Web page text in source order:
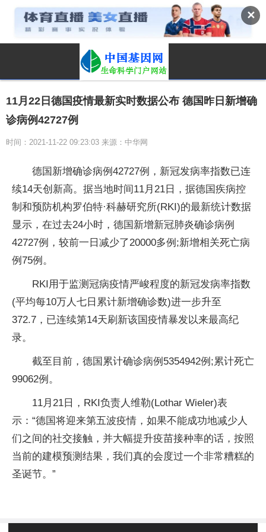
✕
11月22日德国疫情最新实时数据公布 德国昨日新增确
诊病例42727例
时间：2021-11-22 09:23:03 来源：中华网
德国新增确诊病例42727例，新冠发病率指数已连
续14天创新高。据当地时间11月21日，据德国疾病控
制和预防机构罗伯特·科赫研究所(RKI)的最新统计数据
显示，在过去24小时，德国新增新冠肺炎确诊病例
42727例，较前一日减少了20000多例;新增相关死亡病
例75例。
RKI用于监测冠病疫情严峻程度的新冠发病率指数
(平均每10万人七日累计新增确诊数)进一步升至
372.7，已连续第14天刷新该国疫情暴发以来最高纪
录。
截至目前，德国累计确诊病例5354942例;累计死亡
99062例。
11月21日，RKI负责人维勒(Lothar Wieler)表
示：“德国将迎来第五波疫情，如果不能成功地减少人
们之间的社交接触，并大幅提升疫苗接种率的话，按照
当前的建模预测结果，我们真的会度过一个非常糟糕的
圣诞节。”